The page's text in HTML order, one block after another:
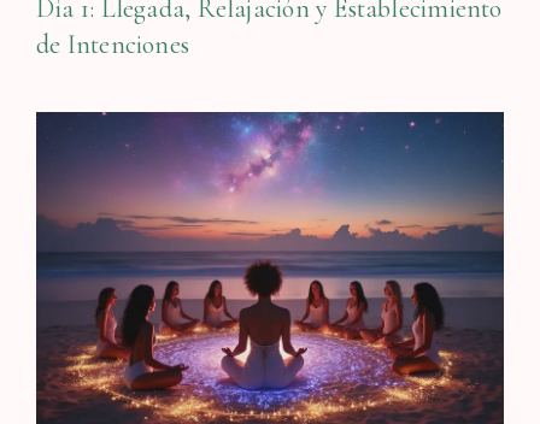
Día 1: Llegada, Relajación y Establecimiento
de Intenciones